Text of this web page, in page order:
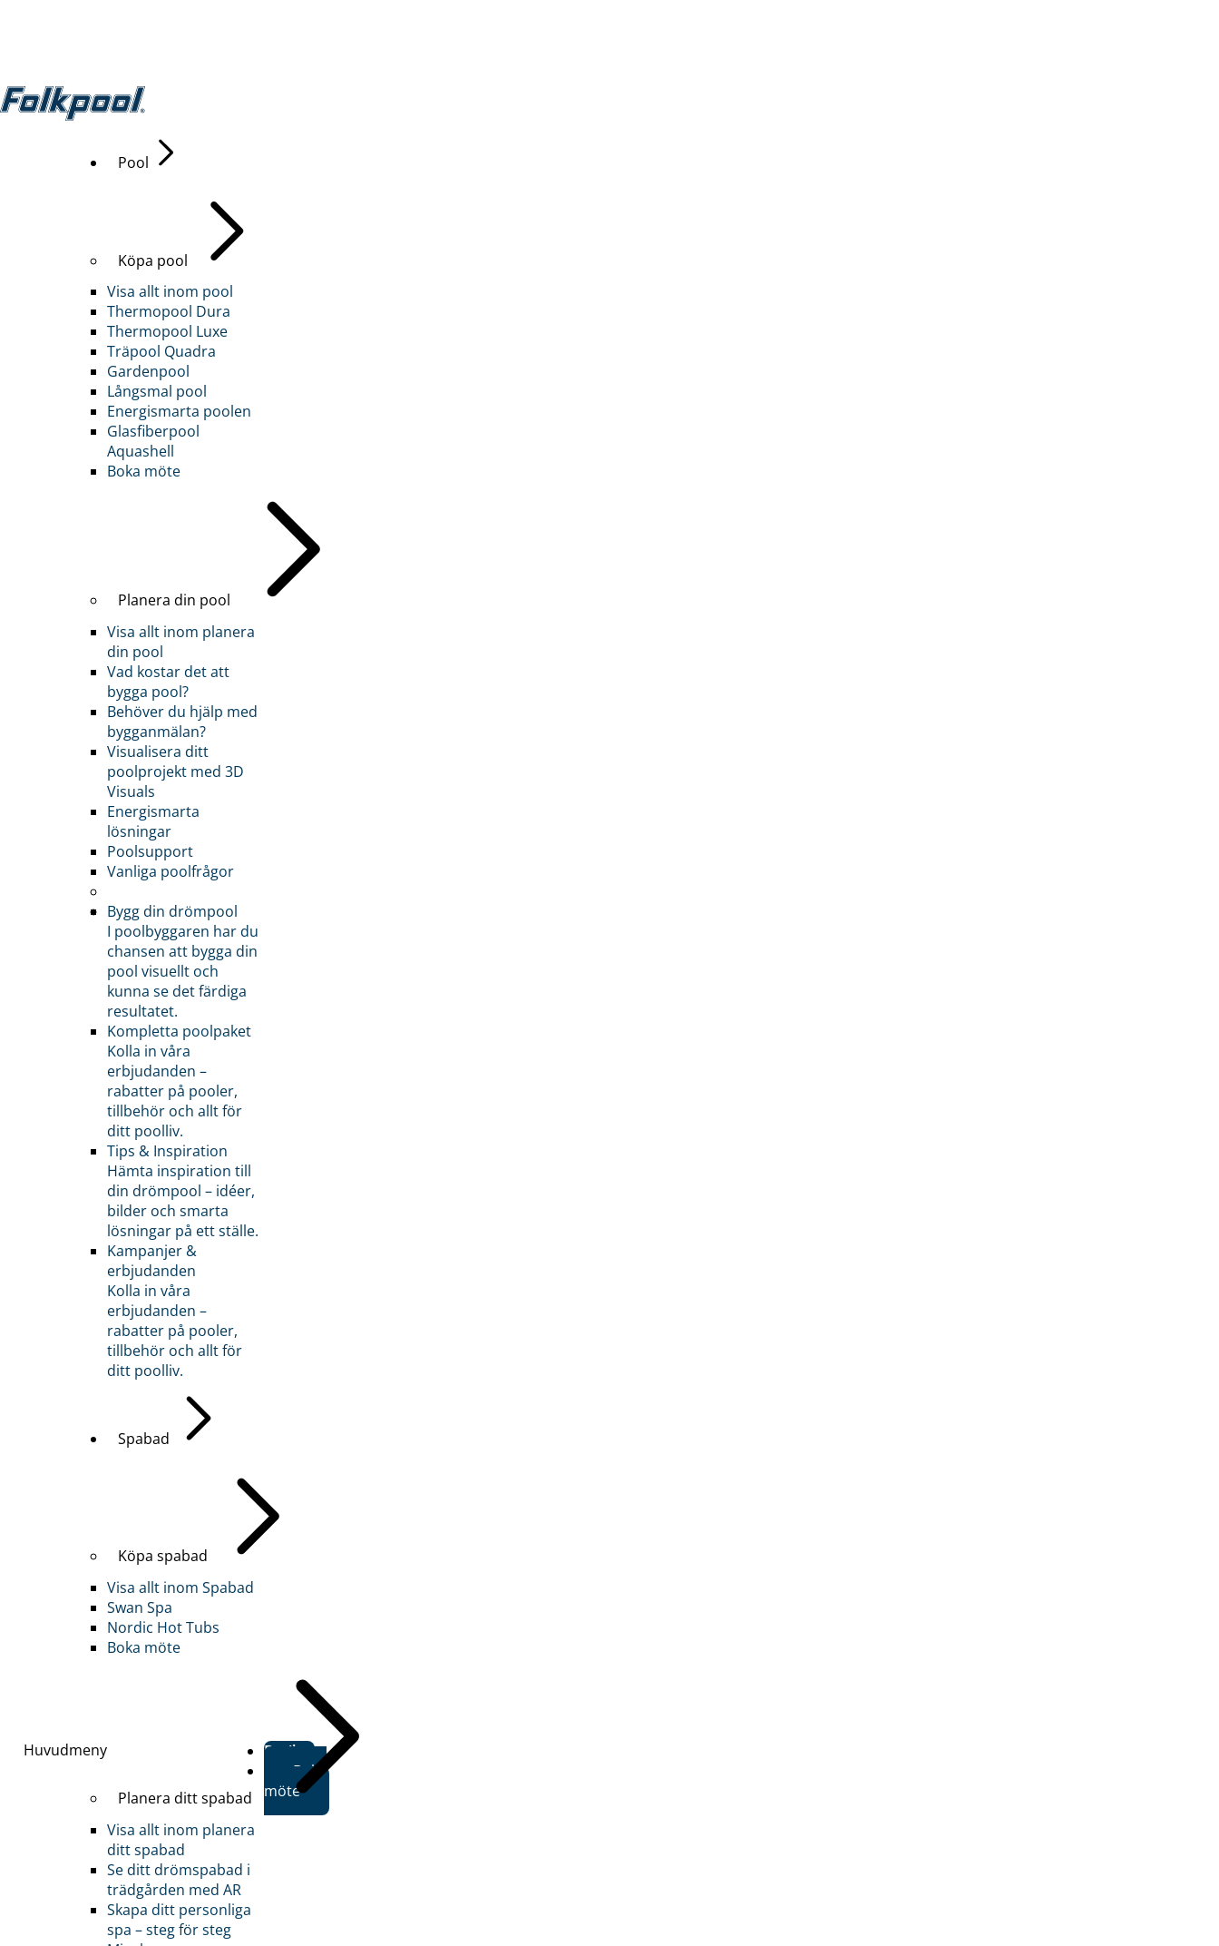
Huvudmeny
Pool
Köpa pool
Visa allt inom pool
Thermopool Dura
Thermopool Luxe
Träpool Quadra
Gardenpool
Långsmal pool
Energismarta poolen
Glasfiberpool
Aquashell
Boka möte
Planera din pool
Visa allt inom planera
din pool
Vad kostar det att
bygga pool?
Behöver du hjälp med
bygganmälan?
Visualisera ditt
poolprojekt med 3D
Visuals
Energismarta
lösningar
Poolsupport
Vanliga poolfrågor
Bygg din drömpool
I poolbyggaren har du
chansen att bygga din
pool visuellt och
kunna se det färdiga
resultatet.
Kompletta poolpaket
Kolla in våra
erbjudanden –
rabatter på pooler,
tillbehör och allt för
ditt poolliv.
Tips & Inspiration
Hämta inspiration till
din drömpool – idéer,
bilder och smarta
lösningar på ett ställe.
Kampanjer &
erbjudanden
Kolla in våra
erbjudanden –
rabatter på pooler,
tillbehör och allt för
ditt poolliv.
Spabad
Köpa spabad
Visa allt inom Spabad
Swan Spa
Nordic Hot Tubs
Boka möte
Planera ditt spabad
Visa allt inom planera
ditt spabad
Se ditt drömspabad i
trädgården med AR
Skapa ditt personliga
spa – steg för steg
Butiker
Boka
möte